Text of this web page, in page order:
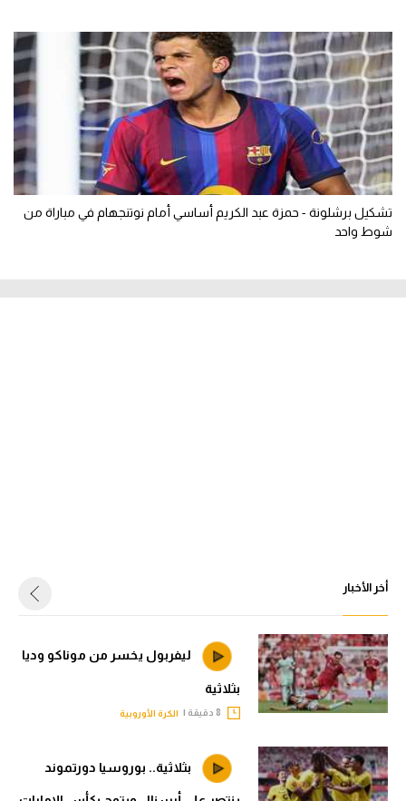
تشكيل برشلونة - حمزة عبد الكريم أساسي أمام نوتنجهام في مباراة من
شوط واحد
أخر الأخبار
ليفربول يخسر من موناكو وديا
بثلاثية
الكرة الأوروبية
بثلاثية.. بوروسيا دورتموند